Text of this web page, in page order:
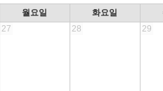
월요일 화요일
27
28 29